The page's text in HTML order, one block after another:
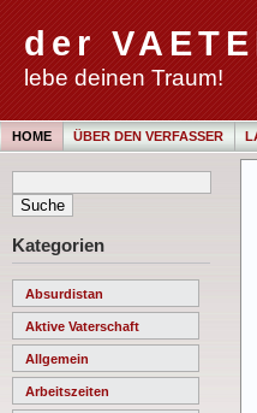
der
lebe deinen Traum!
HOME ÜBER DEN VERFASSER
Kategorien
Absurdistan
Aktive Vaterschaft
Allgemein
Arbeitszeiten